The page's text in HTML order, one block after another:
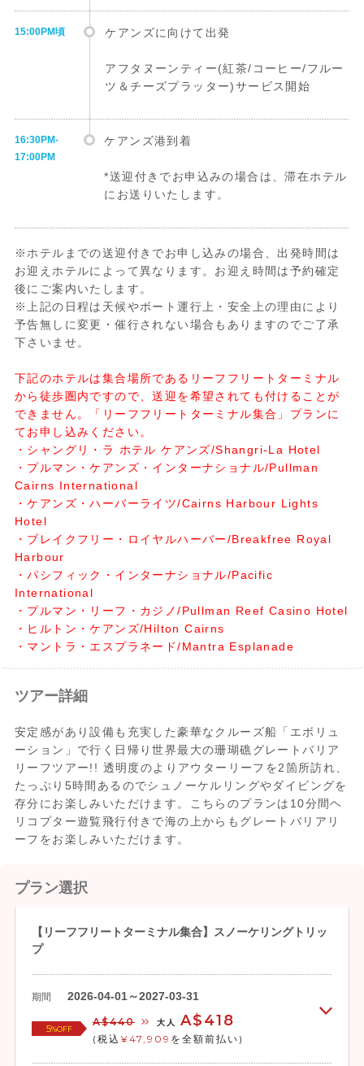
15:00PM頃 ケアンズに向けて出発
アフタヌーンティー(紅茶/コーヒー/フルー
ツ＆チーズプラッター)サービス開始
16:30PM-
17:00PM
ケアンズ港到着
*送迎付きでお申込みの場合は、滞在ホテル
にお送りいたします。
※ホテルまでの送迎付きでお申し込みの場合、出発時間は
お迎えホテルによって異なります。お迎え時間は予約確定
後にご案内いたします。
※上記の日程は天候やボート運行上・安全上の理由により
予告無しに変更・催行されない場合もありますのでご了承
下さいませ。
下記のホテルは集合場所であるリーフフリートターミナル
から徒歩圏内ですので、送迎を希望されても付けることが
できません。「リーフフリートターミナル集合」プランに
てお申し込みください。
・シャングリ・ラ ホテル ケアンズ/Shangri-La Hotel
・プルマン・ケアンズ・インターナショナル/Pullman
Cairns International
・ケアンズ・ハーバーライツ/Cairns Harbour Lights
Hotel
・ブレイクフリー・ロイヤルハーバー/Breakfree Royal
Harbour
・パシフィック・インターナショナル/Pacific
International
・プルマン・リーフ・カジノ/Pullman Reef Casino Hotel
・ヒルトン・ケアンズ/Hilton Cairns
・マントラ・エスプラネード/Mantra Esplanade
ツアー詳細
安定感があり設備も充実した豪華なクルーズ船「エボリュ
ーション」で行く日帰り世界最大の珊瑚礁グレートバリア
リーフツアー!! 透明度のよりアウターリーフを2箇所訪れ、
たっぷり5時間あるのでシュノーケルリングやダイビングを
存分にお楽しみいただけます。こちらのプランは10分間ヘ
リコプター遊覧飛行付きで海の上からもグレートバリアリ
ーフをお楽しみいただけます。
プラン選択
【リーフフリートターミナル集合】スノーケリングトリッ
プ
期間 2026-04-01～2027-03-31
5%OFF
A$440 大人 A$418
(税込 ¥47,909 を全額前払い)